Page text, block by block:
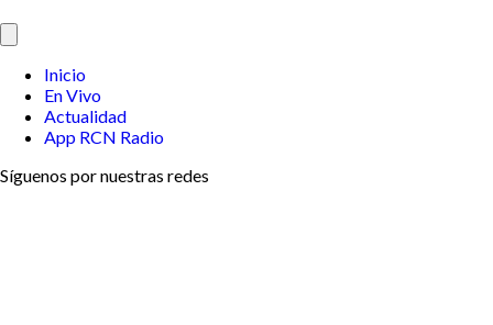
Inicio
En Vivo
Actualidad
App RCN Radio
Síguenos por nuestras redes